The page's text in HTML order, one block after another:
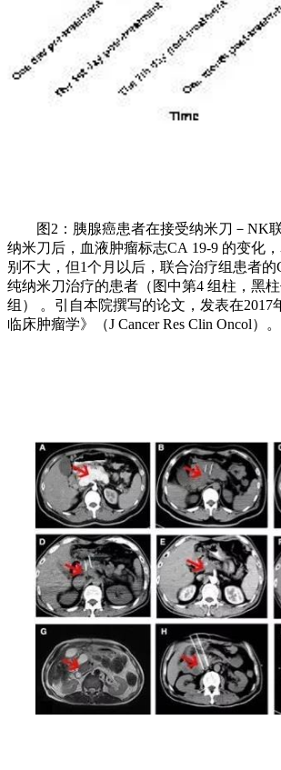
图2：胰腺癌患者在接受纳米刀－NK
纳米刀后，血液肿瘤标志CA 19-9 的变化
别不大，但1个月以后，联合治疗组患者的
纯纳米刀治疗的患者（图中第4 组柱，黑
组） 。引自本院撰写的论文，发表在2017
临床肿瘤学》（J Cancer Res Clin Oncol）。